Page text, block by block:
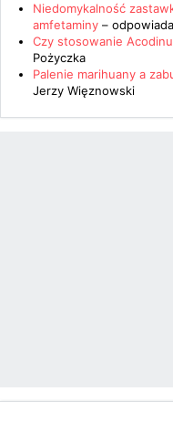
Niedomykalność
amfetaminy – odpowiada
Czy stosowanie
Pożyczka
Palenie marihuany a
Jerzy Więznowski